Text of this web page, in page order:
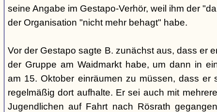
seine Angabe im Gestapo-Verhör, weil ihm der
der Organisation "nicht mehr behagt" habe.
Vor der Gestapo sagte B. zunächst aus, dass er
der Gruppe am Waidmarkt habe, um dann in
am 15. Oktober einräumen zu müssen, dass er
regelmäßig dort aufhalte. Er sei auch mit
Jugendlichen auf Fahrt nach Rösrath